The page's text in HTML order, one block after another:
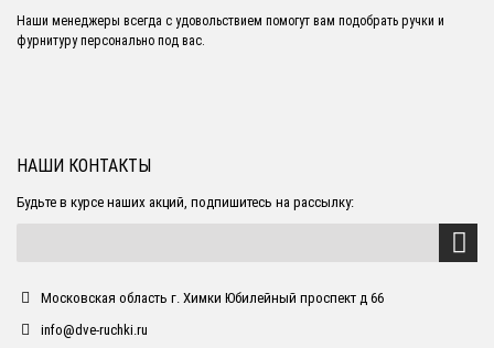
Наши менеджеры всегда с удовольствием помогут вам подобрать ручки и
фурнитуру персонально под вас.
НАШИ КОНТАКТЫ
Будьте в курсе наших акций, подпишитесь на рассылку:
Московская область г. Химки Юбилейный проспект д 66
info@dve-ruchki.ru